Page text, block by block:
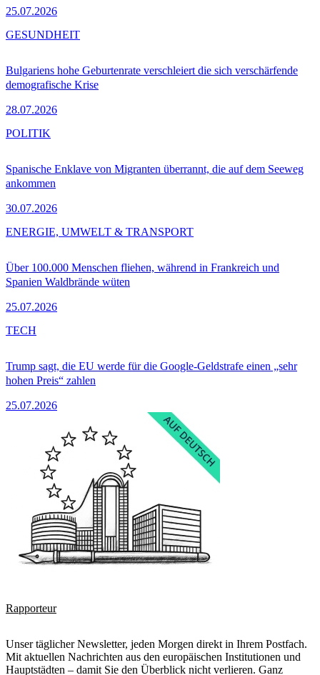
25.07.2026
Bulgariens hohe Geburtenrate verschleiert die sich verschärfende
demografische Krise
28.07.2026
GESUNDHEIT
Spanische Enklave von Migranten überrannt, die auf dem Seeweg
ankommen
30.07.2026
POLITIK
Über 100.000 Menschen fliehen, während in Frankreich und
Spanien Waldbrände wüten
25.07.2026
ENERGIE, UMWELT & TRANSPORT
Trump sagt, die EU werde für die Google-Geldstrafe einen „sehr
hohen Preis“ zahlen
25.07.2026
TECH
Rapporteur
Unser täglicher Newsletter, jeden Morgen direkt in Ihrem Postfach.
Mit aktuellen Nachrichten aus den europäischen Institutionen und
Hauptstädten – damit Sie den Überblick nicht verlieren. Ganz